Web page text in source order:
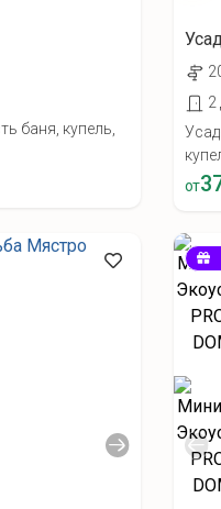
баня, купель,
2
от